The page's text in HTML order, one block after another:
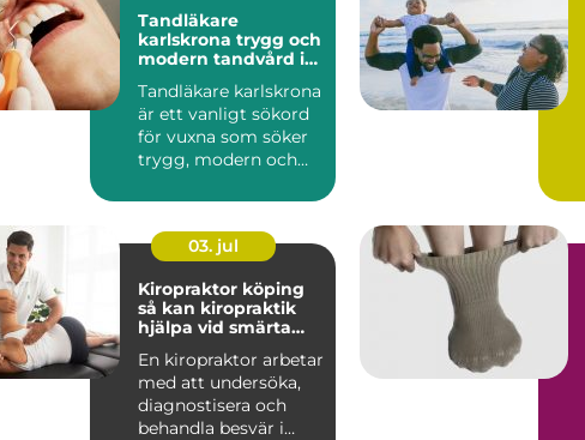
Tandläkare
karlskrona trygg och
modern tandvård i
Tandläkare karlskrona
är ett vanligt sökord
för vuxna som söker
trygg, modern och
03. jul
Kiropraktor köping
så kan kiropraktik
hjälpa vid smärta
En kiropraktor arbetar
med att undersöka,
diagnostisera och
behandla besvär i